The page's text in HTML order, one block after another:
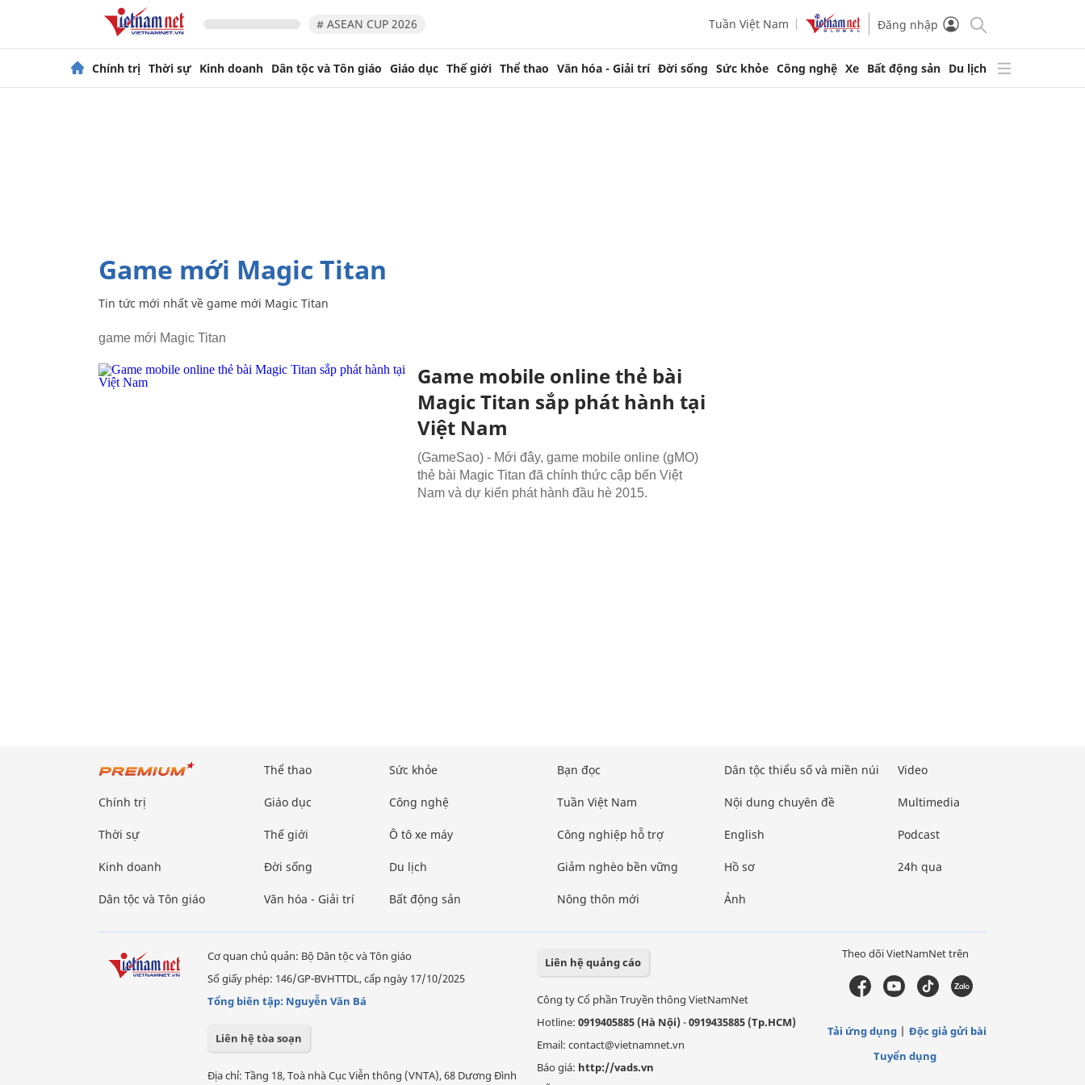
# ASEAN CUP 2026 Tuần Việt Nam Đăng nhập
Chính trị Thời sự Kinh doanh Dân tộc và Tôn giáo Giáo dục Thế giới Thể thao Văn hóa - Giải trí Đời sống Sức khỏe Công nghệ Xe Bất động sản Du lịch
game mới Magic Titan
Tin tức mới nhất về game mới Magic Titan
game mới Magic Titan
Game mobile online thẻ bài
Magic Titan sắp phát hành tại
Việt Nam
(GameSao) - Mới đây, game mobile online (gMO)
thẻ bài Magic Titan đã chính thức cập bến Việt
Nam và dự kiến phát hành đầu hè 2015.
Chính trị
Thời sự
Kinh doanh
Dân tộc và Tôn giáo
Thể thao
Giáo dục
Thế giới
Đời sống
Văn hóa - Giải trí
Sức khỏe
Công nghệ
Ô tô xe máy
Du lịch
Bất động sản
Bạn đọc
Tuần Việt Nam
Công nghiệp hỗ trợ
Giảm nghèo bền vững
Nông thôn mới
Dân tộc thiểu số và miền núi
Nội dung chuyên đề
English
Hồ sơ
Ảnh
Video
Multimedia
Podcast
24h qua
Cơ quan chủ quản: Bộ Dân tộc và Tôn giáo
Số giấy phép: 146/GP-BVHTTDL, cấp ngày 17/10/2025
Tổng biên tập: Nguyễn Văn Bá
Liên hệ tòa soạn
Địa chỉ: Tầng 18, Toà nhà Cục Viễn thông (VNTA), 68 Dương Đình
Liên hệ quảng cáo
Công ty Cổ phần Truyền thông VietNamNet
Hotline: 0919405885 (Hà Nội)-0919435885 (Tp.HCM)
Email: contact@vietnamnet.vn
Báo giá: http://vads.vn
Theo dõi VietNamNet trên
Tải ứng dụng
Độc giả gửi bài
Tuyển dụng